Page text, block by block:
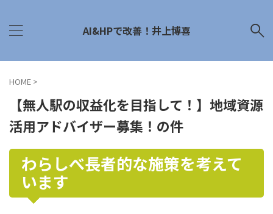
AI&HPで改善！井上博喜
HOME >
【無人駅の収益化を目指して！】地域資源
活用アドバイザー募集！の件
わらしべ長者的な施策を考えて
います